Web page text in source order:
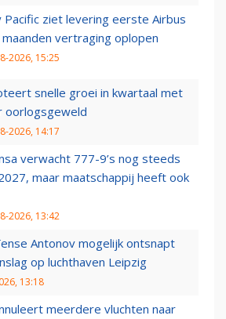
Pacific ziet levering eerste Airbus
maanden vertraging oplopen
2026, 15:25
snelle groei in kwartaal met
oorlogsgeweld
2026, 14:17
verwacht 777-9’s nog steeds
maar maatschappij heeft ook
2026, 13:42
Antonov mogelijk ontsnapt
op luchthaven Leipzig
13:18
meerdere vluchten naar